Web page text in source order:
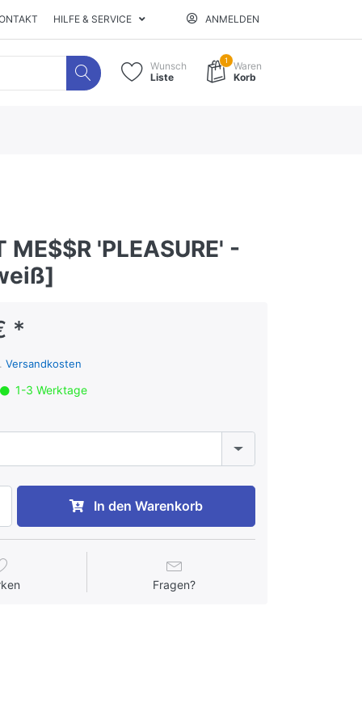
HILFE & SERVICE ANMELDEN
Wunsch
Liste
1
Waren
Korb
ME$$R 'PLEASURE' -
*
Versandkosten
1-3 Werktage
In den Warenkorb
Fragen?